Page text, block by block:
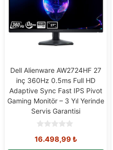
Dell Alienware AW2724HF 27
inç 360Hz 0.5ms Full HD
Adaptive Sync Fast IPS Pivot
Gaming Monitör – 3 Yıl Yerinde
Servis Garantisi
o
16.498,99 ₺